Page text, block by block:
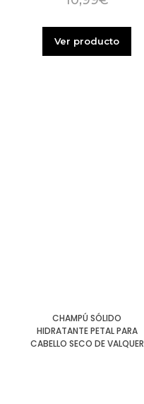
Ver producto
CHAMPÚ SÓLIDO
HIDRATANTE PETAL PARA
CABELLO SECO DE VALQUER